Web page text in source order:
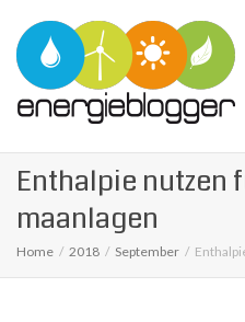
Enthal­pie
ma­an­la­gen
Home 2018 September